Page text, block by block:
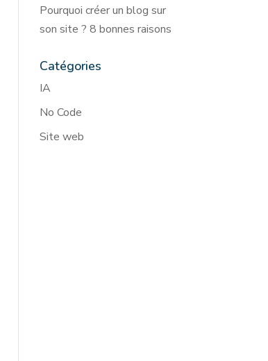
Pourquoi créer un blog sur
son site ? 8 bonnes raisons
Catégories
IA
No Code
Site web